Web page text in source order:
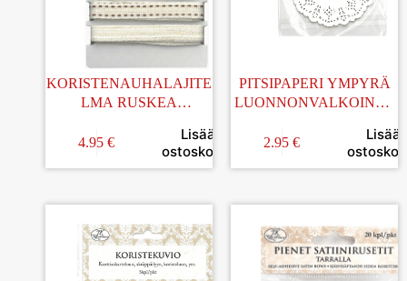
KORISTENAUHALAJITE
LMA RUSKEA
4.95 €
Lisää
ostoskoriin
PITSIPAPERI YMPYRÄ
LUONNONVALKOINEN
2.95 €
Lisää